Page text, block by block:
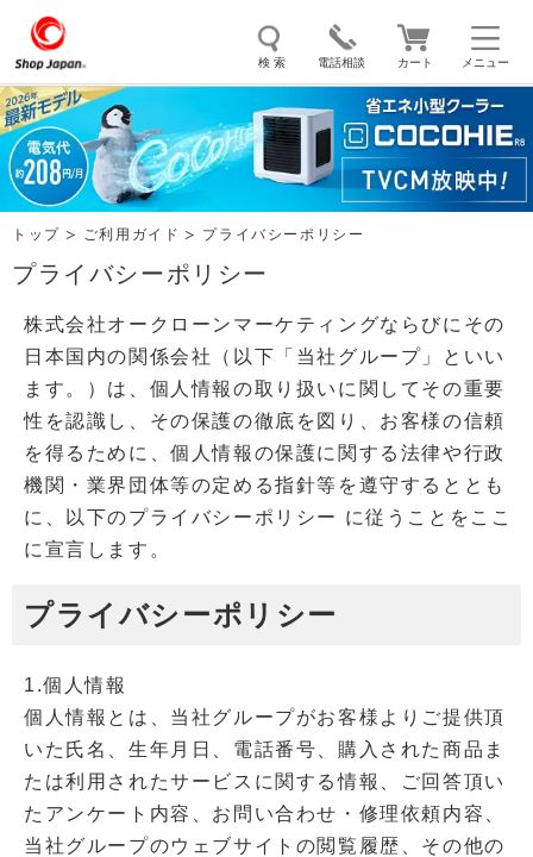
メニュー
検 索 電話相談 カート
トゥルースリーパー ソイリッチ ここひえ 枕
掃除機 クッキングプロ マイキュット
エアコン オーラルスマイル
トップ ご利用ガイド プライバシーポリシー
プライバシーポリシー
株式会社オークローンマーケティングならびにその
日本国内の関係会社（以下「当社グループ」といい
ます。）は、個人情報の取り扱いに関してその重要
性を認識し、その保護の徹底を図り、お客様の信頼
を得るために、個人情報の保護に関する法律や行政
機関・業界団体等の定める指針等を遵守するととも
に、以下のプライバシーポリシー に従うことをここ
に宣言します。
プライバシーポリシー
1.個人情報
個人情報とは、当社グループがお客様よりご提供頂
いた氏名、生年月日、電話番号、購入された商品ま
たは利用されたサービスに関する情報、ご回答頂い
たアンケート内容、お問い合わせ・修理依頼内容、
当社グループのウェブサイトの閲覧履歴、その他の